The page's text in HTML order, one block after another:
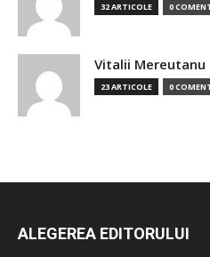
32 ARTICOLE 0
Vitalii Mereutanu
23 ARTICOLE 0
ALEGEREA EDITORULUI